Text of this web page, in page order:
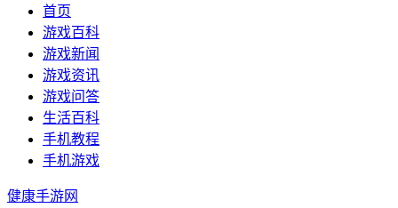
首页
游戏百科
游戏新闻
游戏资讯
游戏问答
生活百科
手机教程
手机游戏
健康手游网